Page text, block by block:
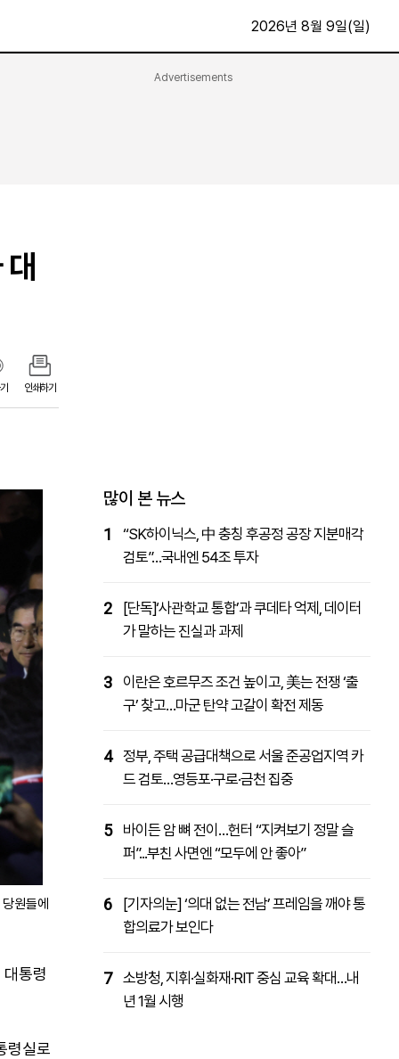
2026년 8월 9일(일)
Advertisements
인쇄하기
원들에
통령
령실로
많이 본 뉴스
1
“SK하이닉스, 中 충칭 후공정 공장 지분매각
검토”…국내엔 54조 투자
2
[단독]‘사관학교 통합’과 쿠데타 억제, 데이터
가 말하는 진실과 과제
3
이란은 호르무즈 조건 높이고, 美는 전쟁 ‘출
구’ 찾고…마군 탄약 고갈이 확전 제동
4 정부, 주택 공급대책으로 서울 준공업지역 카
드 검토…영등포·구로·금천 집중
5
바이든 암 뼈 전이…헌터 “지켜보기 정말 슬
퍼”...부친 사면엔 “모두에 안 좋아”
6
[기자의눈] ‘의대 없는 전남’ 프레임을 깨야 통
합의료가 보인다
7 소방청, 지휘·실화재·RIT 중심 교육 확대…내
년 1월 시행